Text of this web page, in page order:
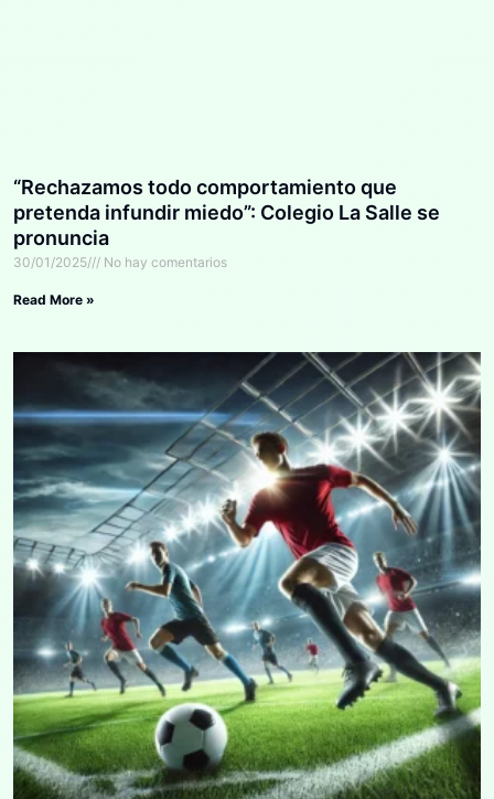
“Rechazamos todo comportamiento que
pretenda infundir miedo”: Colegio La Salle se
pronuncia
30/01/2025 No hay comentarios
Read More »